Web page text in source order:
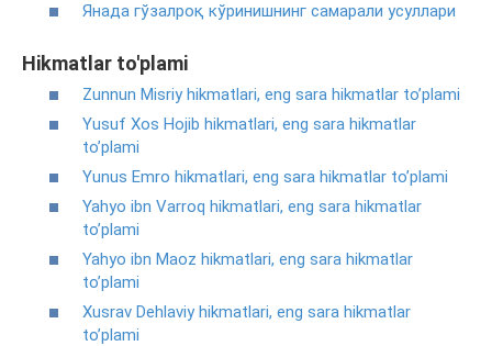
Янада гўзалроқ кўринишнинг самарали усуллари
Hikmatlar to'plami
Zunnun Misriy hikmatlari, eng sara hikmatlar to’plami
Yusuf Xos Hojib hikmatlari, eng sara hikmatlar
to’plami
Yunus Emro hikmatlari, eng sara hikmatlar to’plami
Yahyo ibn Varroq hikmatlari, eng sara hikmatlar
to’plami
Yahyo ibn Maoz hikmatlari, eng sara hikmatlar
to’plami
Xusrav Dehlaviy hikmatlari, eng sara hikmatlar
to’plami